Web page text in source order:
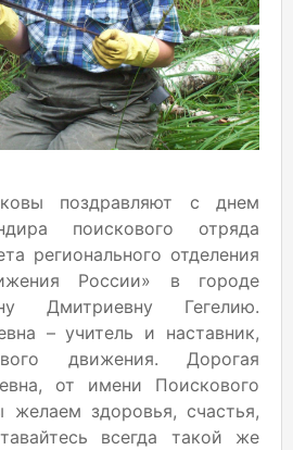
поздравляют с днем
поискового отряда
регионального отделения
России» в городе
Дмитриевну Гегелию.
– учитель и наставник,
движения. Дорогая
от имени Поискового
здоровья, счастья,
всегда такой же